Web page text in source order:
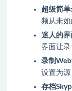
超级简单
频从未如
迷人的界
界面让录
录制
设置为源
存档